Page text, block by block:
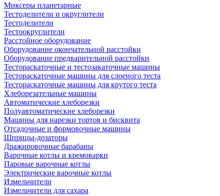
Миксеры планетарные
Тестоделители и округлители
Тестоделители
Тестоокруглители
Расстойное оборудование
Оборудование окончательной расстойки
Оборудование предварительной расстойки
Тестораскаточные и тестозакаточные машины
Тестораскаточные машины для слоеного теста
Тестораскаточные машины для крутого теста
Хлеборезательные машины
Автоматические хлеборезки
Полуавтоматические хлеборезки
Машины для нарезки тортов и бисквита
Отсадочные и формовочные машины
Шприцы-дозаторы
Дражировочные барабаны
Варочные котлы и кремоварки
Паровые варочные котлы
Электрические варочные котлы
Измельчители
Измельчители для сахара